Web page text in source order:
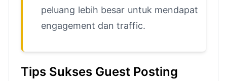
peluang lebih besar untuk mendapat
engagement dan traffic.
Tips Sukses Guest Posting